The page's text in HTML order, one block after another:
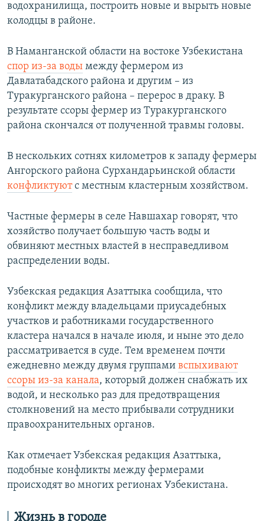
водохранилища, построить новые и вырыть новые
колодцы в районе.
В Наманганской области на востоке Узбекистана
спор из-за воды между фермером из
Давлатабадского района и другим – из
Туракурганского района – перерос в драку. В
результате ссоры фермер из Туракурганского
района скончался от полученной травмы головы.
В нескольких сотнях километров к западу фермеры
Ангорского района Сурхандарьинской области
конфликтуютс местным кластерным хозяйством.
Частные фермеры в селе Навшахар говорят, что
хозяйство получает большую часть воды и
обвиняют местных властей в несправедливом
распределении воды.
Узбекская редакция Азаттыка сообщила, что
конфликт между владельцами приусадебных
участков и работниками государственного
кластера начался в начале июля, и ныне это дело
рассматривается в суде. Тем временем почти
ежедневно между двумя группами вспыхивают
ссоры из-за канала, который должен снабжать их
водой, и несколько раз для предотвращения
столкновений на место прибывали сотрудники
правоохранительных органов.
Как отмечает Узбекская редакция Азаттыка,
подобные конфликты между фермерами
происходят во многих регионах Узбекистана.
Жизнь в городе